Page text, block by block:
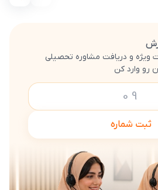
ویژه و دریافت مشاوره تحصیلی
رو وارد کن
ثبت شماره